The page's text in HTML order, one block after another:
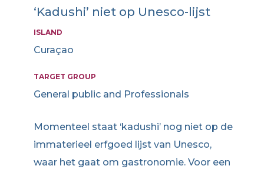
‘Kadushi’ niet op Unesco-lijst
ISLAND
Curaçao
TARGET GROUP
General public and Professionals
Momenteel staat ‘kadushi’ nog niet op de
immaterieel erfgoed lijst van Unesco,
waar het gaat om gastronomie. Voor een